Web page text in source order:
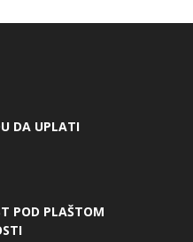
DA UPLATI
POD PLAŠTOM